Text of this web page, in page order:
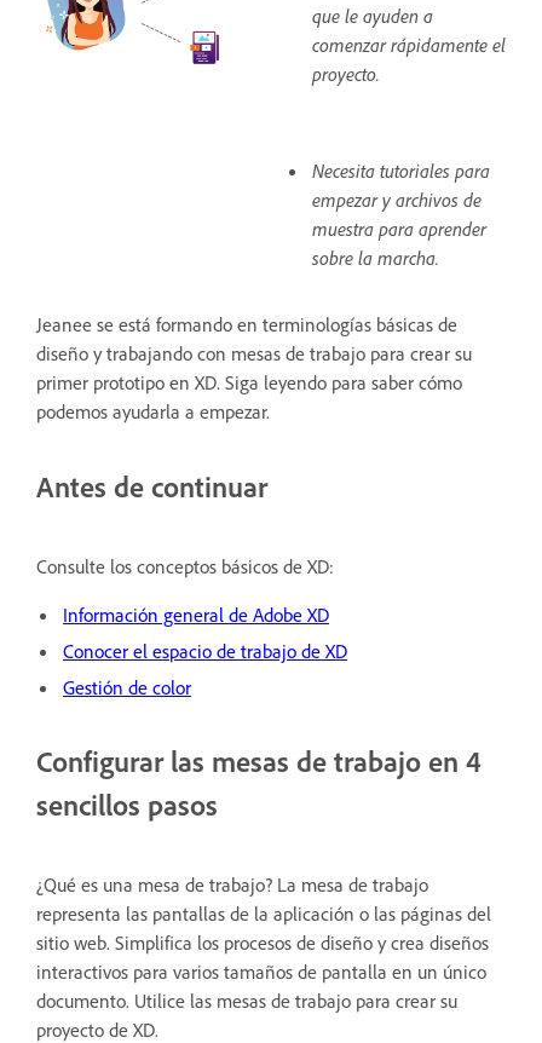
que le ayuden a
comenzar rápidamente el
proyecto.
Necesita tutoriales para
empezar y archivos de
muestra para aprender
sobre la marcha.
Jeanee se está formando en terminologías básicas de
diseño y trabajando con mesas de trabajo para crear su
primer prototipo en XD. Siga leyendo para saber cómo
podemos ayudarla a empezar.
Antes de continuar
Consulte los conceptos básicos de XD:
Información general de Adobe XD
Conocer el espacio de trabajo de XD
Gestión de color
Configurar las mesas de trabajo en 4
sencillos pasos
¿Qué es una mesa de trabajo? La mesa de trabajo
representa las pantallas de la aplicación o las páginas del
sitio web. Simplifica los procesos de diseño y crea diseños
interactivos para varios tamaños de pantalla en un único
documento. Utilice las mesas de trabajo para crear su
proyecto de XD.